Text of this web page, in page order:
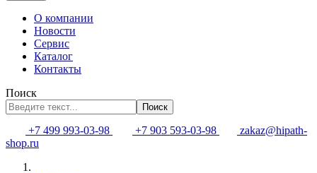
О компании
Новости
Сервис
Каталог
Контакты
Поиск
Поиск
+7 499 993-03-98 +7 903 593-03-98
zakaz@hipath-
shop.ru